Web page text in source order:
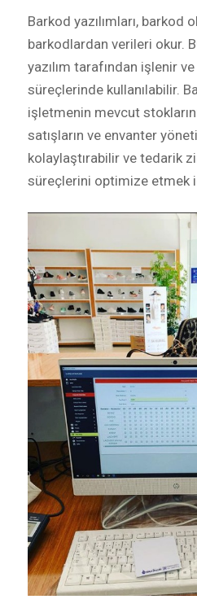
Barkod yazılımları, barkod
barkodlardan verileri okur.
yazılım tarafından işlenir
süreçlerinde kullanılabilir.
işletmenin mevcut
satışların ve envanter
kolaylaştırabilir ve tedarik
süreçlerini optimize etmek